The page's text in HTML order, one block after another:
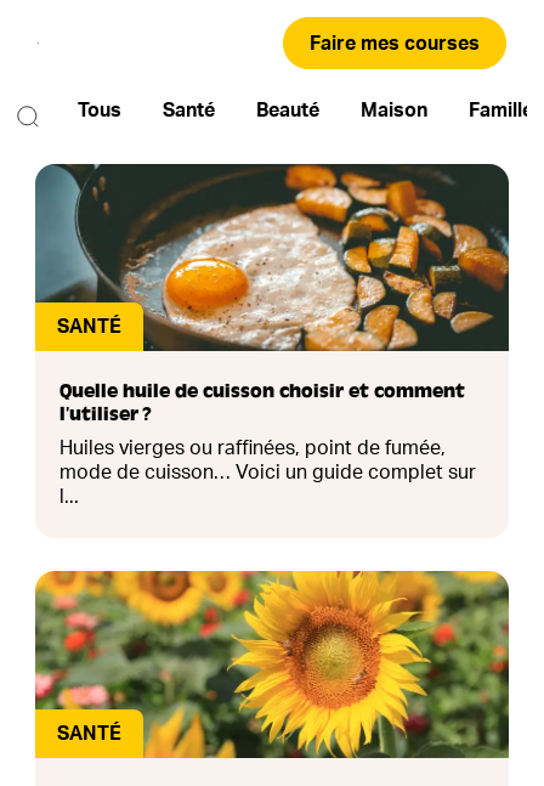
Faire mes courses
Tous Santé Beauté Maison Famille
SANTÉ
Quelle huile de cuisson choisir et comment
l’utiliser ?
Huiles vierges ou raffinées, point de fumée,
mode de cuisson… Voici un guide complet sur
l...
SANTÉ